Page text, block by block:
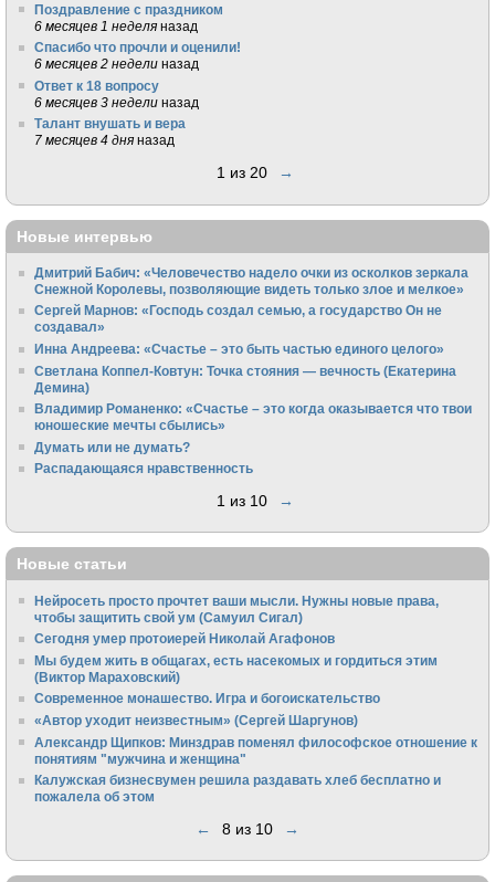
Поздравление с праздником
6 месяцев 1 неделя назад
Спасибо что прочли и оценили!
6 месяцев 2 недели назад
Ответ к 18 вопросу
6 месяцев 3 недели назад
Талант внушать и вера
7 месяцев 4 дня назад
1 из 20 →
Новые интервью
Дмитрий Бабич: «Человечество надело очки из осколков зеркала
Снежной Королевы, позволяющие видеть только злое и мелкое»
Сергей Марнов: «Господь создал семью, а государство Он не
создавал»
Инна Андреева: «Счастье – это быть частью единого целого»
Светлана Коппел-Ковтун: Точка стояния — вечность (Екатерина
Демина)
Владимир Романенко: «Счастье – это когда оказывается что твои
юношеские мечты сбылись»
Думать или не думать?
Распадающаяся нравственность
1 из 10 →
Новые статьи
Нейросеть просто прочтет ваши мысли. Нужны новые права,
чтобы защитить свой ум (Самуил Сигал)
Сегодня умер протоиерей Николай Агафонов
Мы будем жить в общагах, есть насекомых и гордиться этим
(Виктор Мараховский)
Cовременное монашество. Игра и богоискательство
«Автор уходит неизвестным» (Сергей Шаргунов)
Александр Щипков: Минздрав поменял философское отношение к
понятиям "мужчина и женщина"
Калужская бизнесвумен решила раздавать хлеб бесплатно и
пожалела об этом
← 8 из 10 →